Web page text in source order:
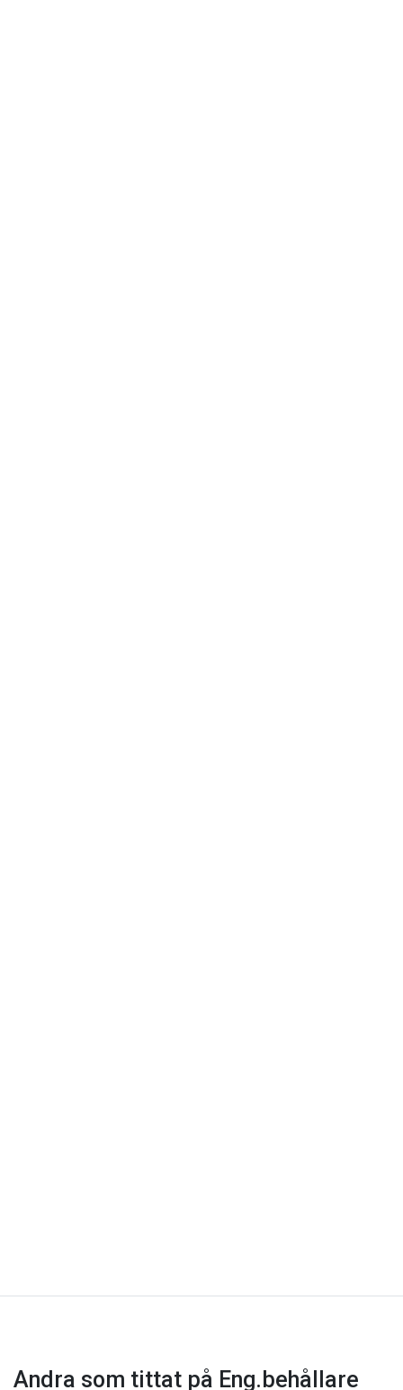
Andra som tittat på Eng.behållare